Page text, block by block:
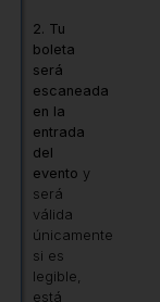
2. Tu
boleta
será
escaneada
en la
entrada
del
evento y
será
válida
únicamente
si es
legible,
está